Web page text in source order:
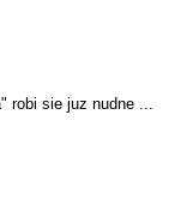
robi sie juz nudne ...